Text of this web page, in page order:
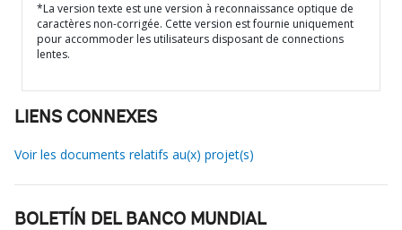
*La version texte est une version à reconnaissance optique de
caractères non-corrigée. Cette version est fournie uniquement
pour accommoder les utilisateurs disposant de connections
lentes.
LIENS CONNEXES
Voir les documents relatifs au(x) projet(s)
BOLETÍN DEL BANCO MUNDIAL